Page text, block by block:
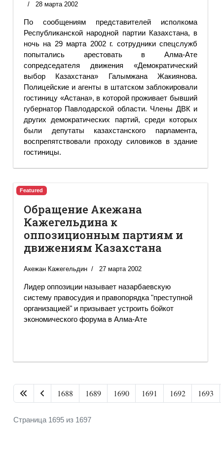
28 марта 2002
По сообщениям представителей исполкома
Республиканской народной партии Казахстана, в
ночь на 29 марта 2002 г. сотрудники спецслужб
попытались арестовать в Алма-Ате
сопредседателя движения «Демократический
выбор Казахстана» Галымжана Жакиянова.
Полицейские и агенты в штатском заблокировали
гостиницу «Астана», в которой проживает бывший
губернатор Павлодарской области. Члены ДВК и
других демократических партий, среди которых
были депутаты казахстанского парламента,
воспрепятствовали проходу силовиков в здание
гостиницы.
Featured
Обращение Акежана
Кажегельдина к
оппозиционным партиям и
движениям Казахстана
Акежан Кажегельдин 27 марта 2002
Лидер оппозиции называет назарбаевскую
систему правосудия и правопорядка "преступной
организацией" и призывает устроить бойкот
экономического форума в Алма-Ате
1688 1689 1690 1691 1692 1693
Страница 1695 из 1697